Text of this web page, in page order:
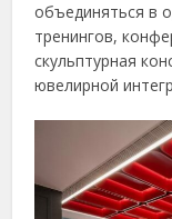
объединяться в
тренингов,
скульптурная
ювелирной